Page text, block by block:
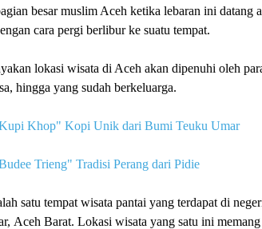
besar muslim Aceh ketika lebaran ini datang
cara pergi berlibur ke suatu tempat.
lokasi wisata di Aceh akan dipenuhi oleh
hingga yang sudah berkeluarga.
Khop" Kopi Unik dari Bumi Teuku Umar
Trieng" Tradisi Perang dari Pidie
satu tempat wisata pantai yang terdapat di
Aceh Barat. Lokasi wisata yang satu ini memang